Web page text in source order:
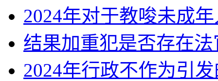
2024年对于教唆未成
结果加重犯是否存在
2024年行政不作为引